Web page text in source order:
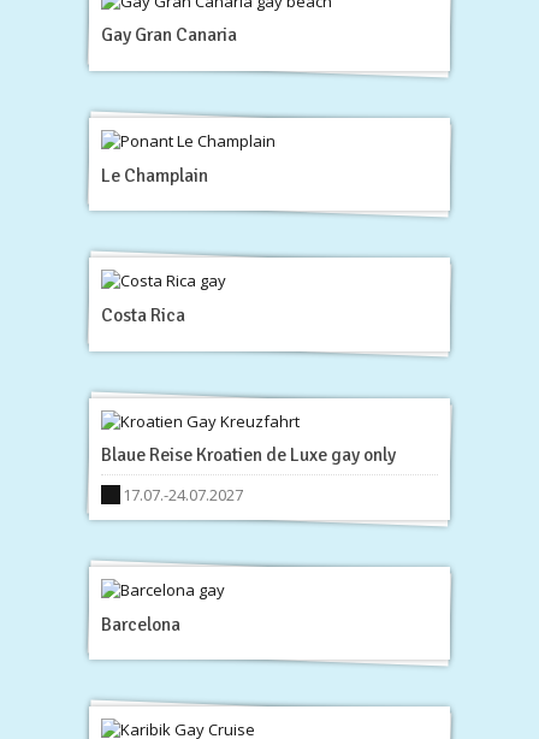
Gay Gran Canaria
Le Champlain
Costa Rica
Blaue Reise Kroatien de Luxe gay only
17.07.-24.07.2027
Barcelona